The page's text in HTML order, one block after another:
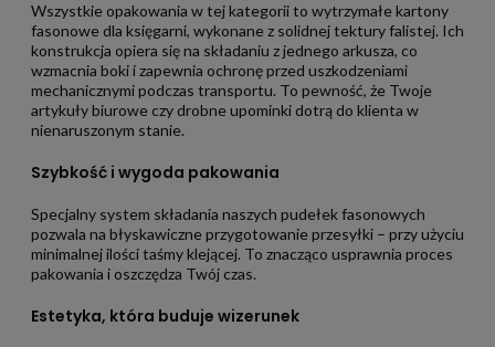
Wszystkie opakowania w tej kategorii to wytrzymałe kartony
fasonowe dla księgarni, wykonane z solidnej tektury falistej. Ich
konstrukcja opiera się na składaniu z jednego arkusza, co
wzmacnia boki i zapewnia ochronę przed uszkodzeniami
mechanicznymi podczas transportu. To pewność, że Twoje
artykuły biurowe czy drobne upominki dotrą do klienta w
nienaruszonym stanie.
Szybkość i wygoda pakowania
Specjalny system składania naszych pudełek fasonowych
pozwala na błyskawiczne przygotowanie przesyłki – przy użyciu
minimalnej ilości taśmy klejącej. To znacząco usprawnia proces
pakowania i oszczędza Twój czas.
Estetyka, która buduje wizerunek